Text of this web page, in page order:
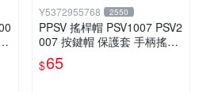
Y5372955768 2550
PPSV 搖桿帽 PSV1007 PSV2
007 按鍵帽 保護套 手柄搖桿
帽 貓咪肉球 帽套 貓爪套 蘑
菇頭 防滑套
$65